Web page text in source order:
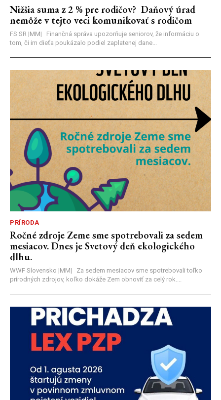
Nižšia suma z 2 % pre rodičov? Daňový úrad
nemôže v tejto veci komunikovať s rodičom
FS SR |MM| Finančná správa upozorňuje seniorov, že informáciu o
tom, či im dieťa poukázalo podiel zaplatenej dane...
PRÍRODA
Ročné zdroje Zeme sme spotrebovali za sedem
mesiacov. Dnes je Svetový deň ekologického
dlhu.
WWF Slovensko |MM| Za sedem mesiacov sme spotrebovali toľko
prírodných zdrojov, koľko dokáže Zem obnoviť za celý rok....